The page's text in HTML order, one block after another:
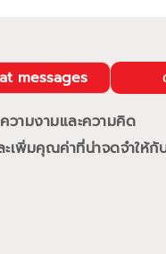
messages
ามงามและความคิด
เพิ่มคุณค่าที่น่าจดจำให้กั